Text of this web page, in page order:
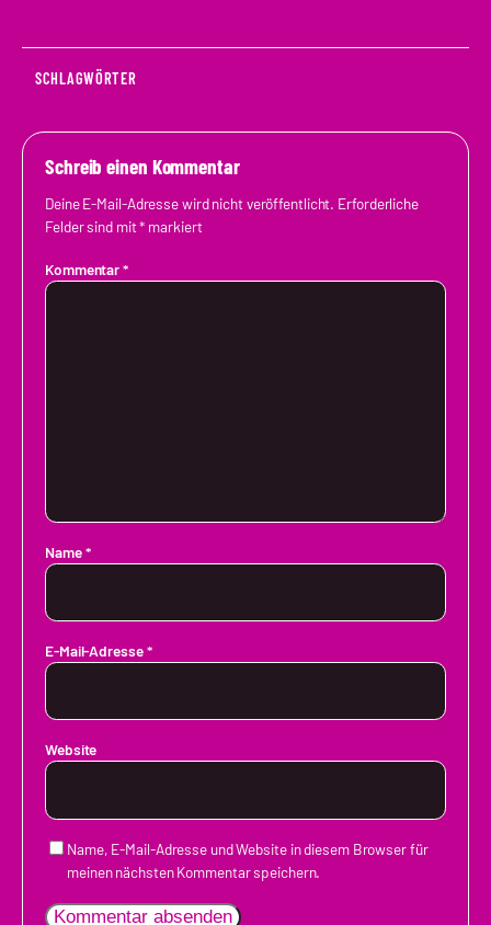
SCHLAGWÖRTER
Schreib einen Kommentar
Deine E-Mail-Adresse wird nicht veröffentlicht. Erforderliche
Felder sind mit* markiert
Kommentar*
Name*
E-Mail-Adresse*
Website
Name, E-Mail-Adresse und Website in diesem Browser für
meinen nächsten Kommentar speichern.